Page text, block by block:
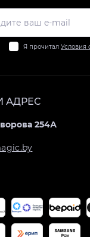
Я прочитал Условия
АДРЕС
254А